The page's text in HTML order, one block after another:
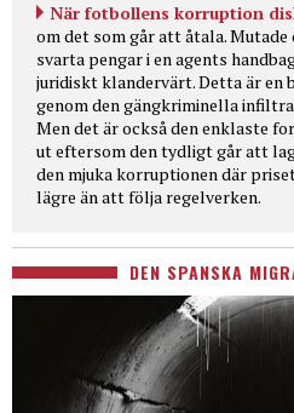
När fotbollens korruption
om det som går att åtala. Mutade
svarta pengar i en agents
juridiskt klandervärt. Detta är en
genom den gängkriminella
Men det är också den enklaste
ut eftersom den tydligt går att
den mjuka korruptionen där
lägre än att följa regelverken.
DEN SPANSKA